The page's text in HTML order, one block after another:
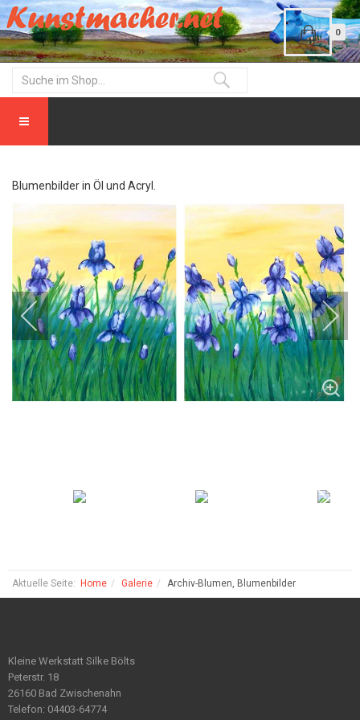
0
Blumenbilder in Öl und Acryl.
Aktuelle Seite: Home Galerie Archiv-Blumen, Blumenbilder
Kleine Werkstatt Silke Bölts
Peterstr. 18
26160 Bad Zwischenahn
Telefon: 04403-64774